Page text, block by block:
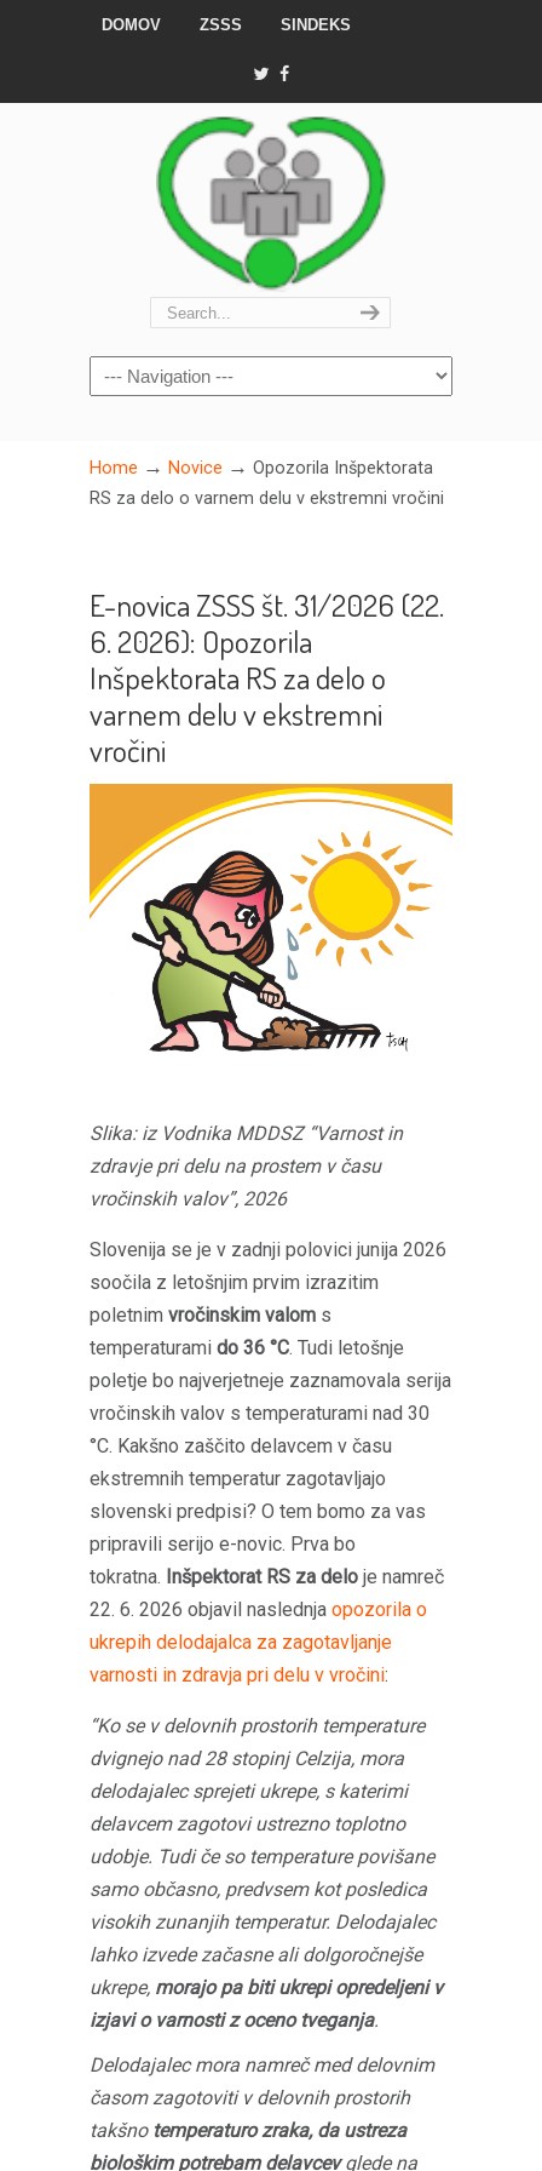
DOMOV ZSSS SINDEKS
Navigation
Home → Novice → Opozorila Inšpektorata
RS za delo o varnem delu v ekstremni vročini
E-novica ZSSS št. 31/2026 (22.
6. 2026): Opozorila
Inšpektorata RS za delo o
varnem delu v ekstremni
vročini
Slika: iz Vodnika MDDSZ “Varnost in
zdravje pri delu na prostem v času
vročinskih valov”, 2026
Slovenija se je v zadnji polovici junija 2026
soočila z letošnjim prvim izrazitim
poletnim vročinskim valom s
temperaturami do 36 °C. Tudi letošnje
poletje bo najverjetneje zaznamovala serija
vročinskih valov s temperaturami nad 30
°C. Kakšno zaščito delavcem v času
ekstremnih temperatur zagotavljajo
slovenski predpisi? O tem bomo za vas
pripravili serijo e-novic. Prva bo
tokratna. Inšpektorat RS za delo je namreč
22. 6. 2026 objavil naslednja opozorila o
ukrepih delodajalca za zagotavljanje
varnosti in zdravja pri delu v vročini:
“Ko se v delovnih prostorih temperature
dvignejo nad 28 stopinj Celzija, mora
delodajalec sprejeti ukrepe, s katerimi
delavcem zagotovi ustrezno toplotno
udobje. Tudi če so temperature povišane
samo občasno, predvsem kot posledica
visokih zunanjih temperatur. Delodajalec
lahko izvede začasne ali dolgoročnejše
ukrepe, morajo pa biti ukrepi opredeljeni v
izjavi o varnosti z oceno tveganja.
Delodajalec mora namreč med delovnim
časom zagotoviti v delovnih prostorih
takšno temperaturo zraka, da ustreza
biološkim potrebam delavcevglede na